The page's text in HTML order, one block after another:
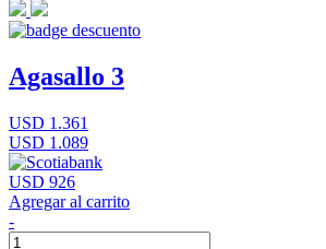
Agasallo 3
USD 1.361
USD 1.089
USD 926
Agregar al carrito
-